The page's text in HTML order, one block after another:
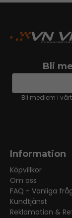
Bli
email
Bli medlem i
Information
Köpvillkor
Om oss
FAQ - Vanliga
Kundtjänst
Reklamation &